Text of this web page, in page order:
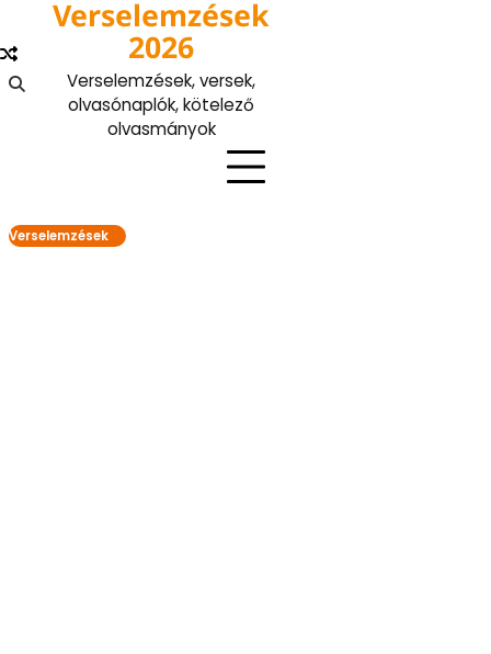
content
Verselemzések
2026
Verselemzések, versek,
olvasónaplók, kötelező
olvasmányok
Verselemzések